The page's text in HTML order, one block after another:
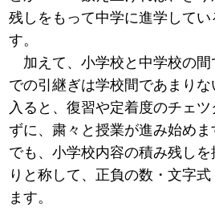
残しをもって中学に進学して
す。
加えて、小学校と中学校の間
での引継ぎは学校間であまり
入ると、復習や定着度のチェ
ずに、粛々と授業が進み始めま
でも、小学校内容の積み残し
りと称して、正負の数・文字
ます。